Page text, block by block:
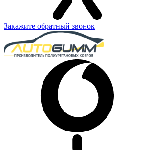
Закажите обратный звонок